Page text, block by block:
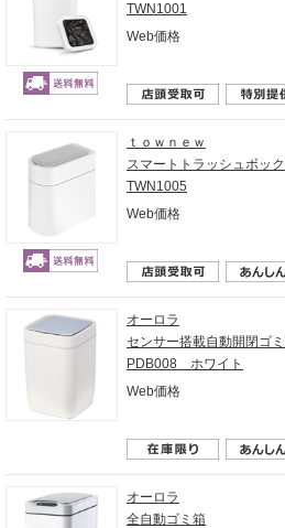
TWN1001
Web価格
ｔｏｗｎｅｗ
スマートトラッシュボッ
TWN1005
Web価格
オーロラ
センサー搭載自動開閉
PDB008 ホワイト
Web価格
オーロラ
全自動ゴミ箱